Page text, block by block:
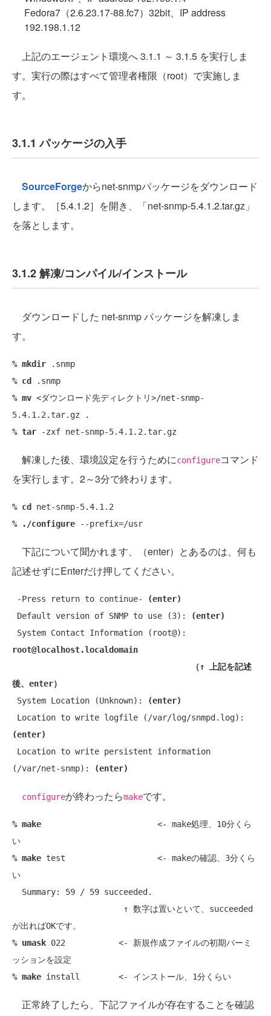
Fedora7（2.6.23.17-88.fc7）32bit、IP address
192.198.1.12
上記のエージェント環境へ 3.1.1 ～ 3.1.5 を実行しま
す。実行の際はすべて管理者権限（root）で実施しま
す。
3.1.1 パッケージの入手
SourceForgeからnet-snmpパッケージをダウンロード
します。［5.4.1.2］を開き、「net-snmp-5.4.1.2.tar.gz」
を落とします。
3.1.2 解凍/コンパイル/インストール
ダウンロードした net-snmp パッケージを解凍しま
す。
% mkdir
% cd
% mv <ダウンロード先ディレクトリ>/net-snmp-
% tar
解凍した後、環境設定を行うためにconfigureコマンド
を実行します。2～3分で終わります。
% cd
% ./configure
下記について聞かれます、（enter）とあるのは、何も
記述せずにEnterだけ押してください。
-Press return to continue-
(enter)
Default version of SNMP to use (3):
(enter)
root@localhost.localdomain
（↑ 上記を記述
後、enter）
System Location (Unknown):
(enter)
(enter)
(/var/net-snmp):
(enter)
configureが終わったらmakeです。
% make
                        <- make処理、10分くら
% make test                   <- makeの確認、3分くら
い
% umask 022           <- 新規作成ファイルの初期パーミ
% make
正常終了したら、下記ファイルが存在することを確認